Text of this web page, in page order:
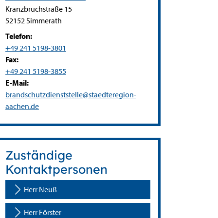
Straße:
Kranzbruchstraße Hausnummer:
15
PLZ:
52152 Ort:
Simmerath
Telefon:
+49 241 5198-3801
Fax:
+49 241 5198-3855
E-Mail:
brandschutzdienststelle@staedteregion-
aachen.de
Zuständige
Kontaktpersonen
Herr Neuß
Herr Förster